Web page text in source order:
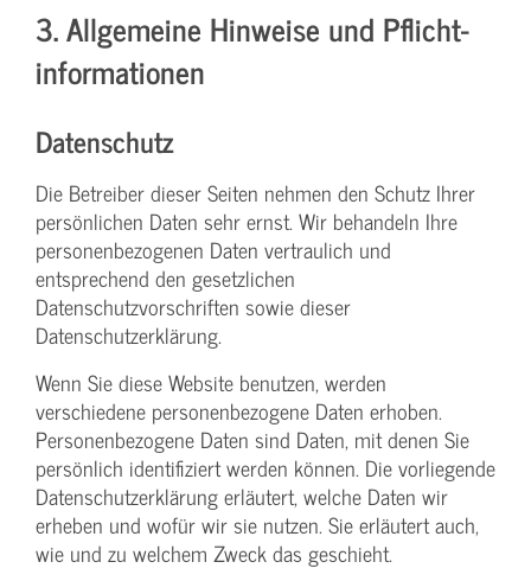
3. Allgemeine Hinweise und Pflicht­
informationen
Datenschutz
Die Betreiber dieser Seiten nehmen den Schutz Ihrer
persönlichen Daten sehr ernst. Wir behandeln Ihre
personenbezogenen Daten vertraulich und
entsprechend den gesetzlichen
Datenschutzvorschriften sowie dieser
Datenschutzerklärung.
Wenn Sie diese Website benutzen, werden
verschiedene personenbezogene Daten erhoben.
Personenbezogene Daten sind Daten, mit denen Sie
persönlich identifiziert werden können. Die vorliegende
Datenschutzerklärung erläutert, welche Daten wir
erheben und wofür wir sie nutzen. Sie erläutert auch,
wie und zu welchem Zweck das geschieht.